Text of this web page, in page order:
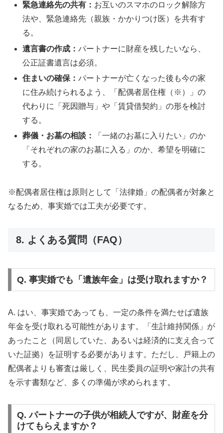
緊急連絡先の共有： お互いのスマホのロック解除方
法や、緊急連絡先（親族・かかりつけ医）を共有す
る。
遺言書の作成：パートナーに財産を残したいなら、
公正証書遺言は必須。
住まいの確保：パートナーが亡くなった後も今の家
に住み続けられるよう、「配偶者居住権（※）」の
代わりに「死因贈与」や「賃貸借契約」の形を検討
する。
葬儀・お墓の相談：
「一緒のお墓に入りたい」のか
「それぞれの家のお墓に入る」のか、希望を明確に
する。
※配偶者居住権は原則として「法律婚」の配偶者が対象と
なるため、事実婚では工夫が必要です。
8. よくある質問（FAQ）
Q. 事実婚でも「遺族年金」は受け取れますか？
A. はい、事実婚であっても、一定の条件を満たせば遺族
年金を受け取れる可能性があります。「生計維持関係」が
あったこと（同居していた、あるいは経済的に支え合って
いた証拠）を証明する必要があります。ただし、戸籍上の
配偶者よりも審査は厳しく、民生委員の証明や家計の共有
を示す書類など、多くの準備が求められます。
Q. パートナーの子供が相続人ですが、財産を分
けてもらえますか？